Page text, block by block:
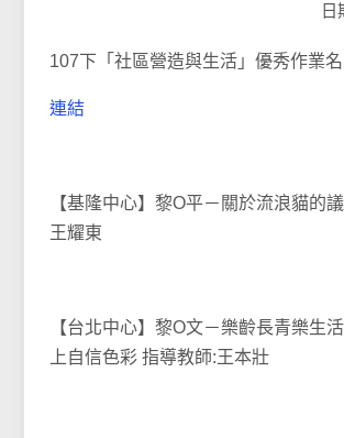
日
107下「社區營造與生活」優秀作業
連結
【基隆中心】黎O平－關於流浪貓的
王耀東
【台北中心】黎O文－樂齡長青樂生
上自信色彩 指導教師:王本壯